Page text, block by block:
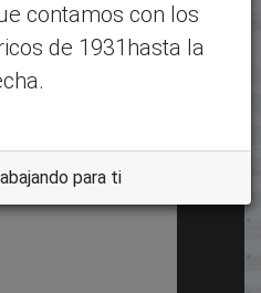
contamos con los
de 1931hasta la
para ti